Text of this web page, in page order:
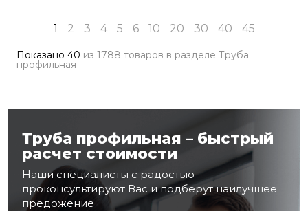
1 2 3 4 5 6 10 20 30 40 45
Показано 40 из 1788 товаров в разделе Труба
профильная
Труба профильная – быстрый
расчет стоимости
Наши специалисты с радостью
проконсультируют Вас и подберут наилучшее
предожение